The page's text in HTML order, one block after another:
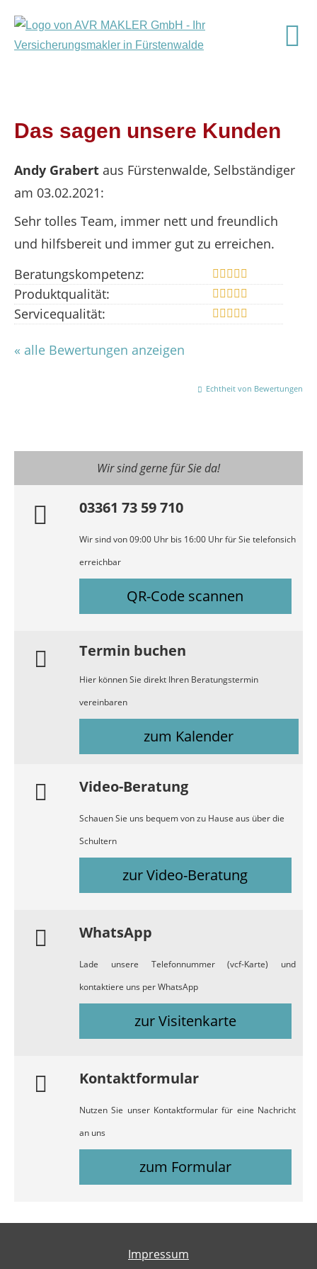
Das sagen unsere Kunden
Andy Grabert aus Fürstenwalde, Selbständiger
am 03.02.2021:
Sehr tolles Team, immer nett und freundlich
und hilfsbereit und immer gut zu erreichen.
Beratungskompetenz:
Produktqualität:
Servicequalität:
« alle Bewertungen anzeigen
Echtheit von Bewertungen
Wir sind gerne für Sie da!
03361 73 59 710
Wir sind von 09:00 Uhr bis 16:00 Uhr für Sie telefonsich
erreichbar
QR-Code scannen
Termin buchen
Hier können Sie direkt Ihren Beratungstermin
vereinbaren
zum Kalender
Video-Beratung
Schauen Sie uns bequem von zu Hause aus über die
Schultern
zur Video-Beratung
WhatsApp
Lade unsere Telefonnummer (vcf-Karte) und
kontaktiere uns per WhatsApp
zur Visitenkarte
Kontaktformular
Nutzen Sie unser Kontaktformular für eine Nachricht
an uns
zum Formular
Impressum